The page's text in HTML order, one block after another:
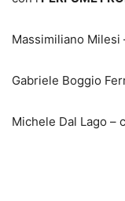
Massimiliano
Gabriele Boggio
Michele Dal Lago –